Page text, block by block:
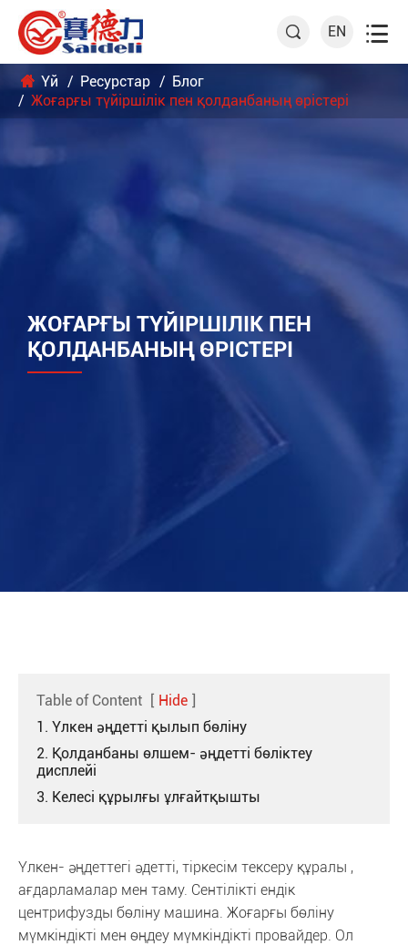
 EN 
Үй Ресурстар
Блог
Жоғарғы түйіршілік пен қолданбаның өрістері
ЖОҒАРҒЫ ТҮЙІРШІЛІК ПЕН
ҚОЛДАНБАНЫҢ ӨРІСТЕРІ
Table of Content [ Hide ]
1. Үлкен әңдетті қылып бөліну
2. Қолданбаны өлшем- әңдетті бөліктеу
дисплейі
3. Келесі құрылғы ұлғайтқышты
Үлкен- әңдеттегі әдетті, тіркесім тексеру құралы ,
ағдарламалар мен таму. Сентілікті ендік
центрифузды бөліну машина. Жоғарғы бөліну
мүмкіндікті мен өңдеу мүмкіндікті провайдер. Ол